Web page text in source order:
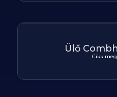
Ülő
Cikk